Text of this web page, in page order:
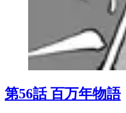
第56話 百万年物語